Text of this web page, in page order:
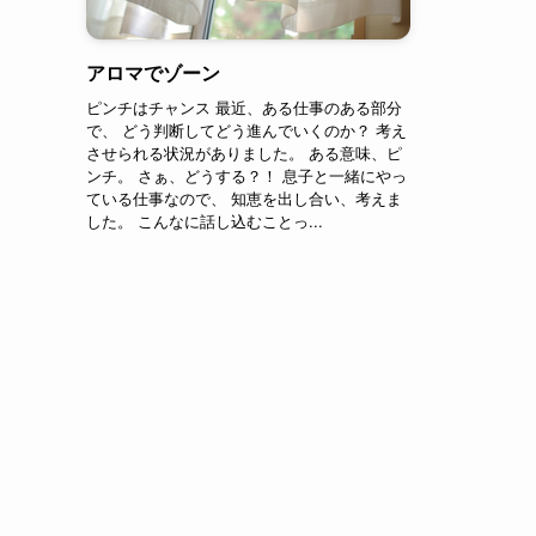
アロマでゾーン
ピンチはチャンス 最近、ある仕事のある部分
で、 どう判断してどう進んでいくのか？ 考え
させられる状況がありました。 ある意味、ピ
ンチ。 さぁ、どうする？！ 息子と一緒にやっ
ている仕事なので、 知恵を出し合い、考えま
した。 こんなに話し込むことっ...